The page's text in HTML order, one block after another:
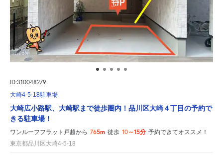
ID:310048279
大崎4-5-18駐車場
大崎広小路駅、大崎駅まで徒歩圏内！品川区大崎４丁目の予約で
きる駐車場！
ワンルーフフラット戸越から 765m 徒歩 10～15分 予約できてオススメ！
東京都品川区大崎4-5-18